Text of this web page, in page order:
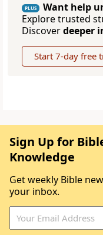
PLUS
Want help
Explore trusted
Discoverdeeper
Start 7-day free
Sign Up for
Knowledge
Get weekly Bible
your inbox.